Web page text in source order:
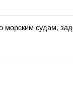
судам,